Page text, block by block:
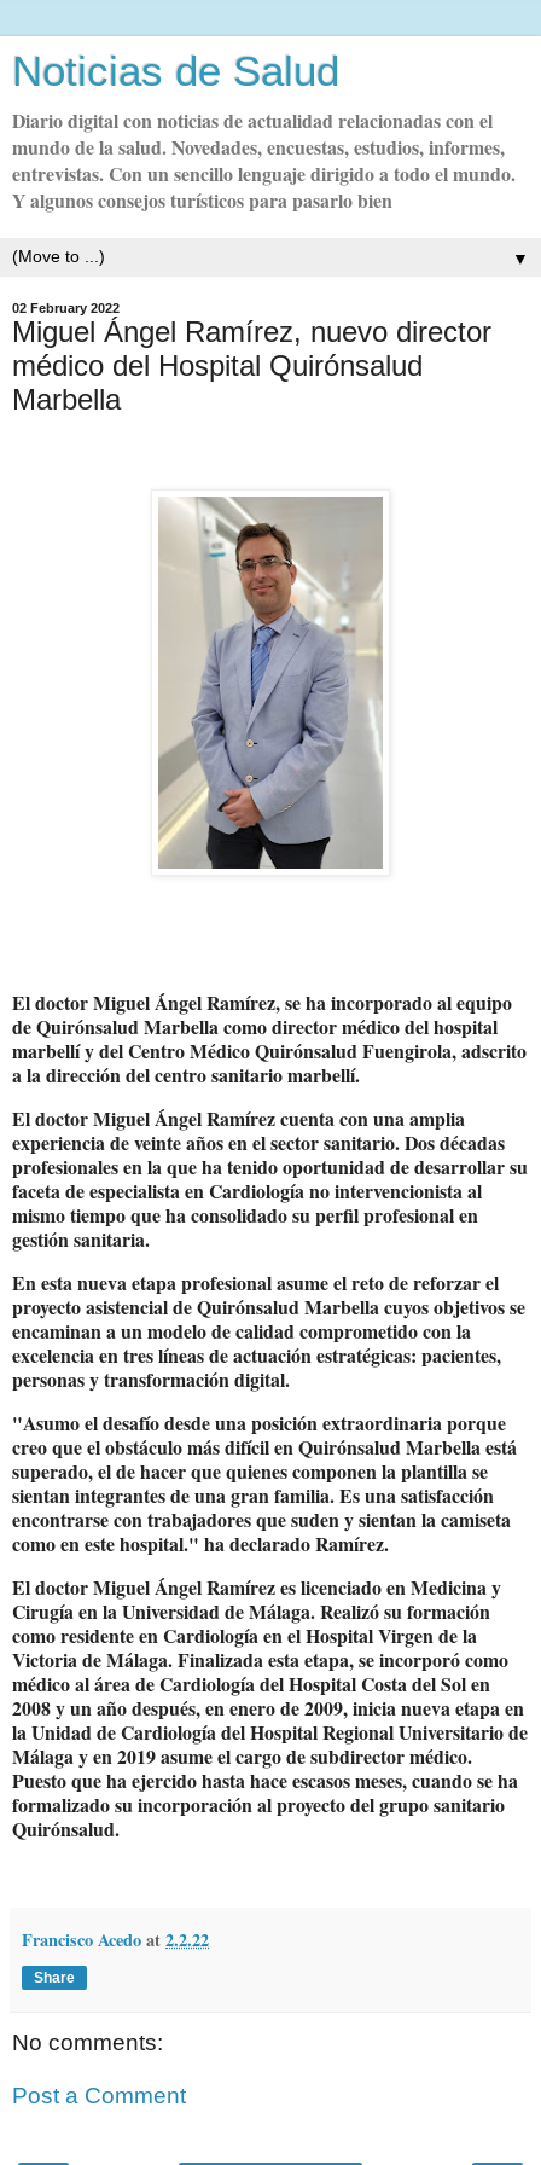
Noticias de Salud
Diario digital con noticias de actualidad relacionadas con el
mundo de la salud. Novedades, encuestas, estudios, informes,
entrevistas. Con un sencillo lenguaje dirigido a todo el mundo.
Y algunos consejos turísticos para pasarlo bien
▼
02 February 2022
Miguel Ángel Ramírez, nuevo director
médico del Hospital Quirónsalud
Marbella
El doctor Miguel Ángel Ramírez, se ha incorporado al equipo
de Quirónsalud Marbella como director médico del hospital
marbellí y del Centro Médico Quirónsalud Fuengirola, adscrito
a la dirección del centro sanitario marbellí.
El doctor Miguel Ángel Ramírez cuenta con una amplia
experiencia de veinte años en el sector sanitario. Dos décadas
profesionales en la que ha tenido oportunidad de desarrollar su
faceta de especialista en Cardiología no intervencionista al
mismo tiempo que ha consolidado su perfil profesional en
gestión sanitaria.
En esta nueva etapa profesional asume el reto de reforzar el
proyecto asistencial de Quirónsalud Marbella cuyos objetivos se
encaminan a un modelo de calidad comprometido con la
excelencia en tres líneas de actuación estratégicas: pacientes,
personas y transformación digital.
"Asumo el desafío desde una posición extraordinaria porque
creo que el obstáculo más difícil en Quirónsalud Marbella está
superado, el de hacer que quienes componen la plantilla se
sientan integrantes de una gran familia. Es una satisfacción
encontrarse con trabajadores que suden y sientan la camiseta
como en este hospital." ha declarado Ramírez.
El doctor Miguel Ángel Ramírez es licenciado en Medicina y
Cirugía en la Universidad de Málaga. Realizó su formación
como residente en Cardiología en el Hospital Virgen de la
Victoria de Málaga. Finalizada esta etapa, se incorporó como
médico al área de Cardiología del Hospital Costa del Sol en
2008 y un año después, en enero de 2009, inicia nueva etapa en
la Unidad de Cardiología del Hospital Regional Universitario de
Málaga y en 2019 asume el cargo de subdirector médico.
Puesto que ha ejercido hasta hace escasos meses, cuando se ha
formalizado su incorporación al proyecto del grupo sanitario
Quirónsalud.
Francisco Acedoat2.2.22
Share
No comments:
Post a Comment